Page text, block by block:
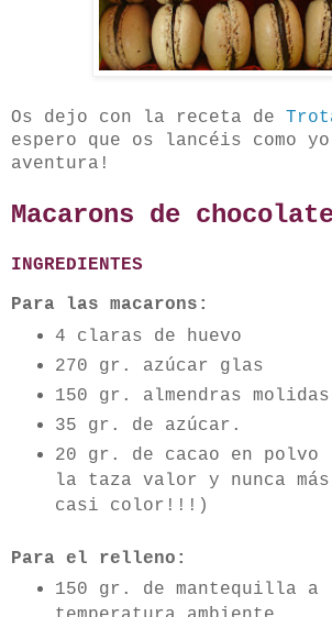
Os dejo con la receta de
espero que os lancéis como
aventura!
Macarons de
INGREDIENTES
Para las macarons:
4 claras de huevo
270 gr. azúcar glas
150 gr. almendras molidas
35 gr. de azúcar.
20 gr. de cacao en polvo
la taza valor y nunca
casi color!!!)
Para el relleno:
150 gr. de mantequilla a